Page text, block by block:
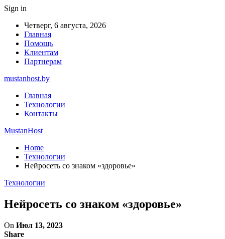
Sign in
Четверг, 6 августа, 2026
Главная
Помощь
Клиентам
Партнерам
mustanhost.by
Главная
Технологии
Контакты
MustanHost
Home
Технологии
Нейросеть со знаком «здоровье»
Технологии
Нейросеть со знаком «здоровье»
On Июл 13, 2023
Share